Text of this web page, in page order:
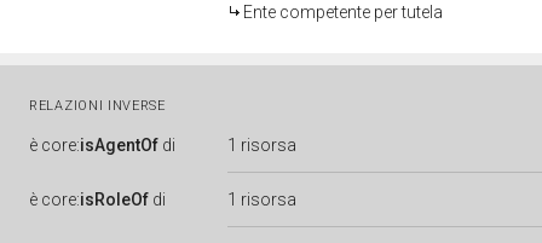
Ente competente per tutela
RELAZIONI INVERSE
è core:isAgentOf di 1 risorsa
è core:isRoleOf di 1 risorsa